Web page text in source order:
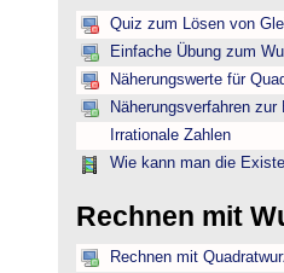
Quiz zum Lösen von
Einfache Übung zum
Näherungswerte für
Näherungsverfahren
Irrationale Zahlen
Wie kann man die
Rechnen mit
Rechnen mit